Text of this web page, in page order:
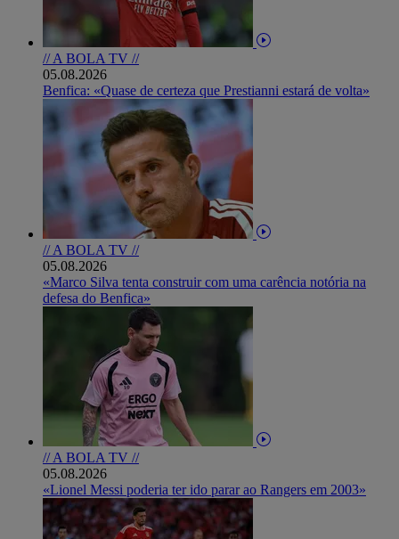
// A BOLA TV //
05.08.2026
Benfica: «Quase de certeza que Prestianni estará de volta»
// A BOLA TV //
05.08.2026
«Marco Silva tenta construir com uma carência notória na
defesa do Benfica»
// A BOLA TV //
05.08.2026
«Lionel Messi poderia ter ido parar ao Rangers em 2003»